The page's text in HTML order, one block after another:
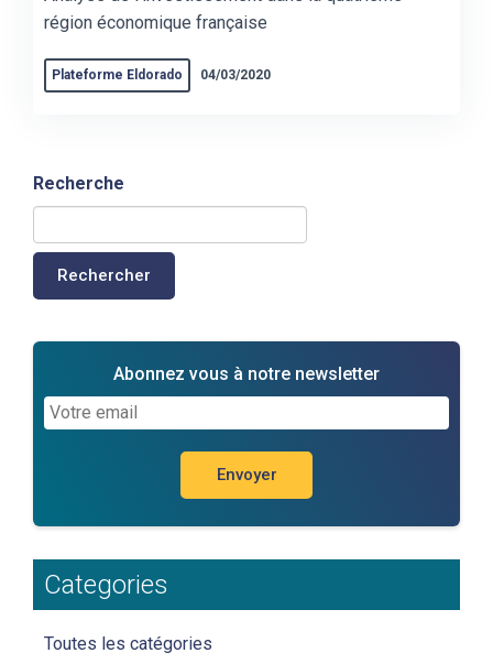
région économique française
Plateforme Eldorado 04/03/2020
Recherche
Rechercher
Abonnez vous à notre newsletter
Categories
Toutes les catégories